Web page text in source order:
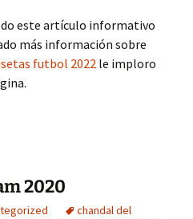
este artículo informativo
más información sobre
futbol 2022 le imploro
2020
chandal del